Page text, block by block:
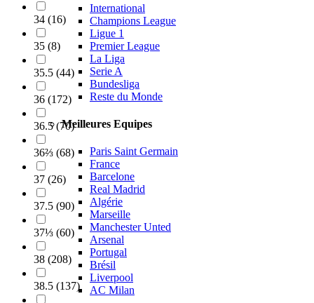
International
Champions League
Ligue 1
Premier League
La Liga
Serie A
Bundesliga
Reste du Monde
Meilleures Equipes
Paris Saint Germain
France
Barcelone
Real Madrid
Algérie
Marseille
Manchester Unted
Arsenal
Portugal
Brésil
Liverpool
AC Milan
34 (16)
35 (8)
35.5 (44)
36 (172)
36.5 (70)
36⅔ (68)
37 (26)
37.5 (90)
37⅓ (60)
38 (208)
38.5 (137)